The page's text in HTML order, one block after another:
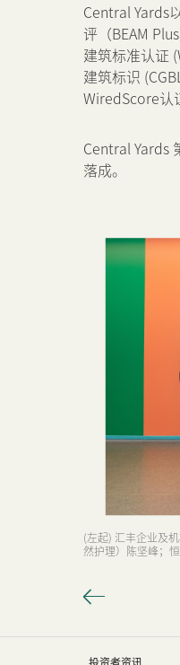
Central Yards
评（BEAM
建筑标准认证
建筑标识
WiredScore认
Central Yards
落成。
(左起) 汇丰企业及
然护理）陈坚峰；
投资者资讯